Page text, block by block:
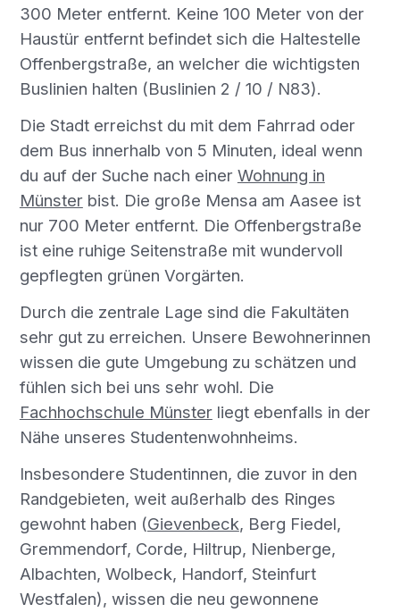
300 Meter entfernt. Keine 100 Meter von der
Haustür entfernt befindet sich die Haltestelle
Offenbergstraße, an welcher die wichtigsten
Buslinien halten (Buslinien 2 / 10 / N83).
Die Stadt erreichst du mit dem Fahrrad oder
dem Bus innerhalb von 5 Minuten, ideal wenn
du auf der Suche nach einer Wohnung in
Münsterbist. Die große Mensa am Aasee ist
nur 700 Meter entfernt. Die Offenbergstraße
ist eine ruhige Seitenstraße mit wundervoll
gepflegten grünen Vorgärten.
Durch die zentrale Lage sind die Fakultäten
sehr gut zu erreichen. Unsere Bewohnerinnen
wissen die gute Umgebung zu schätzen und
fühlen sich bei uns sehr wohl. Die
Fachhochschule Münsterliegt ebenfalls in der
Nähe unseres Studentenwohnheims.
Insbesondere Studentinnen, die zuvor in den
Randgebieten, weit außerhalb des Ringes
gewohnt haben (Gievenbeck, Berg Fiedel,
Gremmendorf, Corde, Hiltrup, Nienberge,
Albachten, Wolbeck, Handorf, Steinfurt
Westfalen), wissen die neu gewonnene